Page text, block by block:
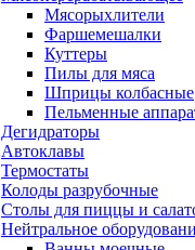
Мясорыхлители
Фаршемешалки
Куттеры
Пилы для мяса
Шприцы колбасные
Пельменные
Дегидраторы
Автоклавы
Термостаты
Колоды разрубочные
Столы для пиццы и
Нейтральное